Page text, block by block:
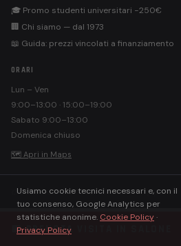
Usiamo cookie tecnici necessari e, con il
tuo consenso, Google Analytics per
statistiche anonime. Cookie Policy·
Privacy Policy
🎓 Promo studenti universitari −250€
🏢 Chi siamo — dal 1973
📖 Guida: prezzi vincolati a finanziamento
ORARI
Lun – Ven
9:00–13:00 · 15:00–19:00
Sabato 9:00–13:00
Domenica chiuso
🗺 Apri in Maps
©Donolauto S.r.l. · PEC: donolautosrl@pec.it
📅 PRENOTA VISITA IN SALONE